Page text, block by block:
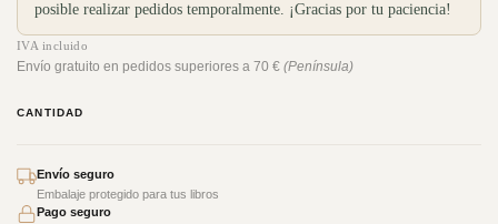
posible realizar pedidos temporalmente. ¡Gracias por tu paciencia!
IVA incluido
Envío gratuito en pedidos superiores a 70 € (Península)
CANTIDAD
Envío seguro
Embalaje protegido para tus libros
Pago seguro